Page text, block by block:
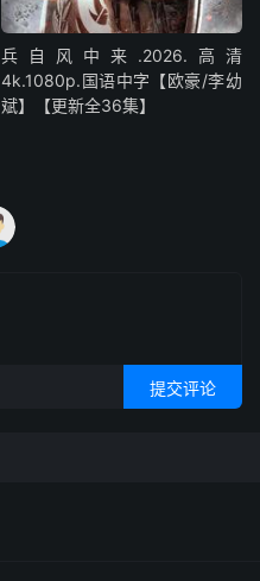
兵自风中来‎.2026.高清
4k.1080p.国语中字【欧豪/李幼
斌】【更新全36集】
提交评论